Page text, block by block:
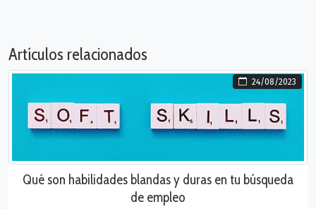
Artículos relacionados
24/08/2023
Qué son habilidades blandas y duras en tu búsqueda
de empleo